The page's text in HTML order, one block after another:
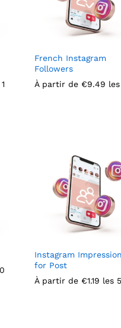
French Instagram
Followers
À partir de €9.49
€9.49
Instagram
for Post
À partir de €1.19 les
€1.19